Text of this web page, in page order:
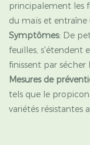
principalement les
du maïs et
Symptômes: De
feuilles, s'étendent
finissent par sécher
Mesures de
tels que le
variétés résistantes